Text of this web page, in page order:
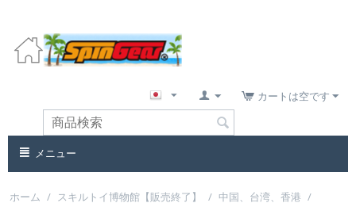
カートは空です
メニュー
ホーム / スキルトイ博物館【販売終了】 / 中国、台湾、香港 /